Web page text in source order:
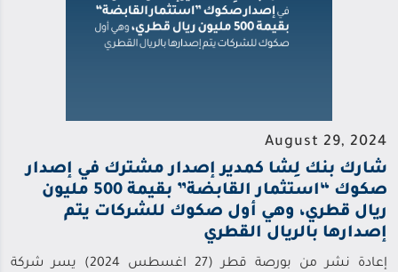
August 29, 2024
شارك بنك لِشا كمدير إصدار مشترك في إصدار
صكوك “استثمار القابضة” بقيمة 500 مليون
ريال قطري، وهي أول صكوك للشركات يتم
إصدارها بالريال القطري
إعادة نشر من بورصة قطر (27 اغسطس 2024) يسر شركة